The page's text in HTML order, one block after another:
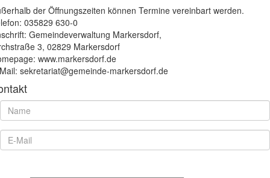
der Öffnungszeiten können Termine vereinbart werden.
035829 630-0
Gemeindeverwaltung Markersdorf,
3, 02829 Markersdorf
www.markersdorf.de
sekretariat@gemeinde-markersdorf.de